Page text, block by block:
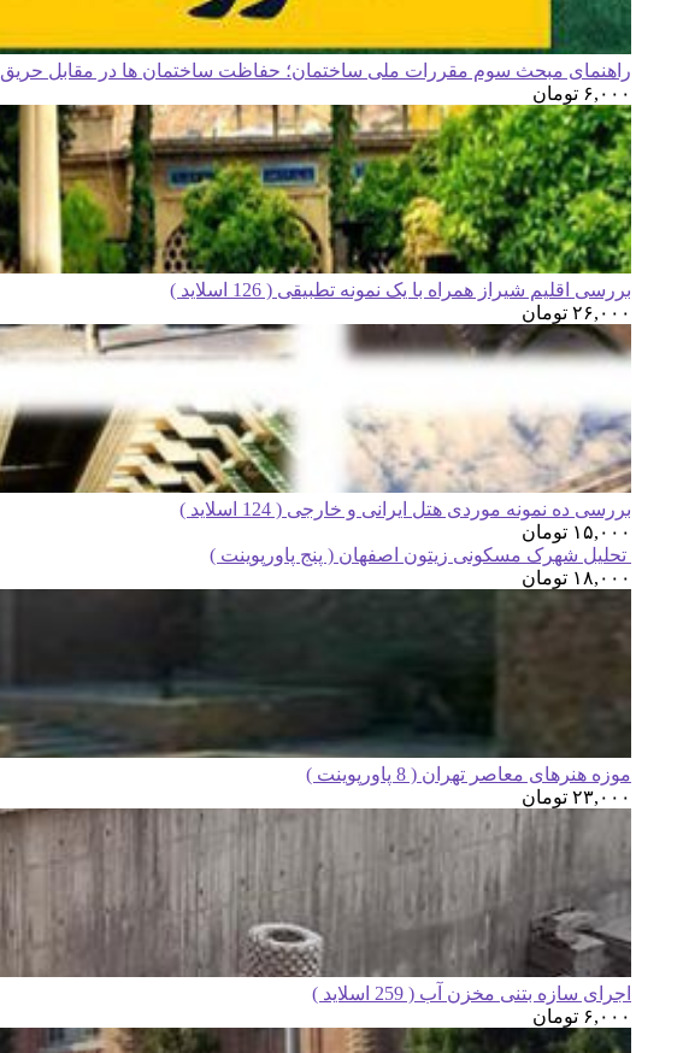
راهنمای مبحث سوم مقررات ملی ساختمان؛ حفاظت ساختمان ها در مقابل حریق
۶,۰۰۰ تومان
بررسی اقلیم شیراز همراه با یک نمونه تطبیقی ( 126 اسلاید )
۲۶,۰۰۰ تومان
بررسی ده نمونه موردی هتل ایرانی و خارجی ( 124 اسلاید )
۱۵,۰۰۰ تومان
تحلیل شهرک مسکونی زیتون اصفهان ( پنج پاورپوینت )
۱۸,۰۰۰ تومان
موزه هنرهای معاصر تهران ( 8 پاورپوینت )
۲۳,۰۰۰ تومان
اجرای سازه بتنی مخزن آب ( 259 اسلاید )
۶,۰۰۰ تومان